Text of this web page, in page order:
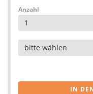
Anzahl
1
Artikel
bitte wählen
IN